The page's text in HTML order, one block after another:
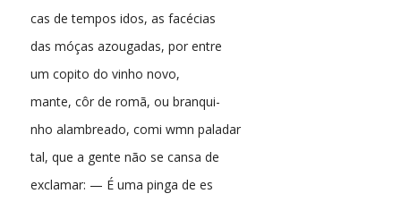
cas de tempos idos, as facécias
das móças azougadas, por entre
um copito do vinho novo,
mante, côr de romã, ou branqui-
nho alambreado, comi wmn paladar
tal, que a gente não se cansa de
exclamar: — É uma pinga de es